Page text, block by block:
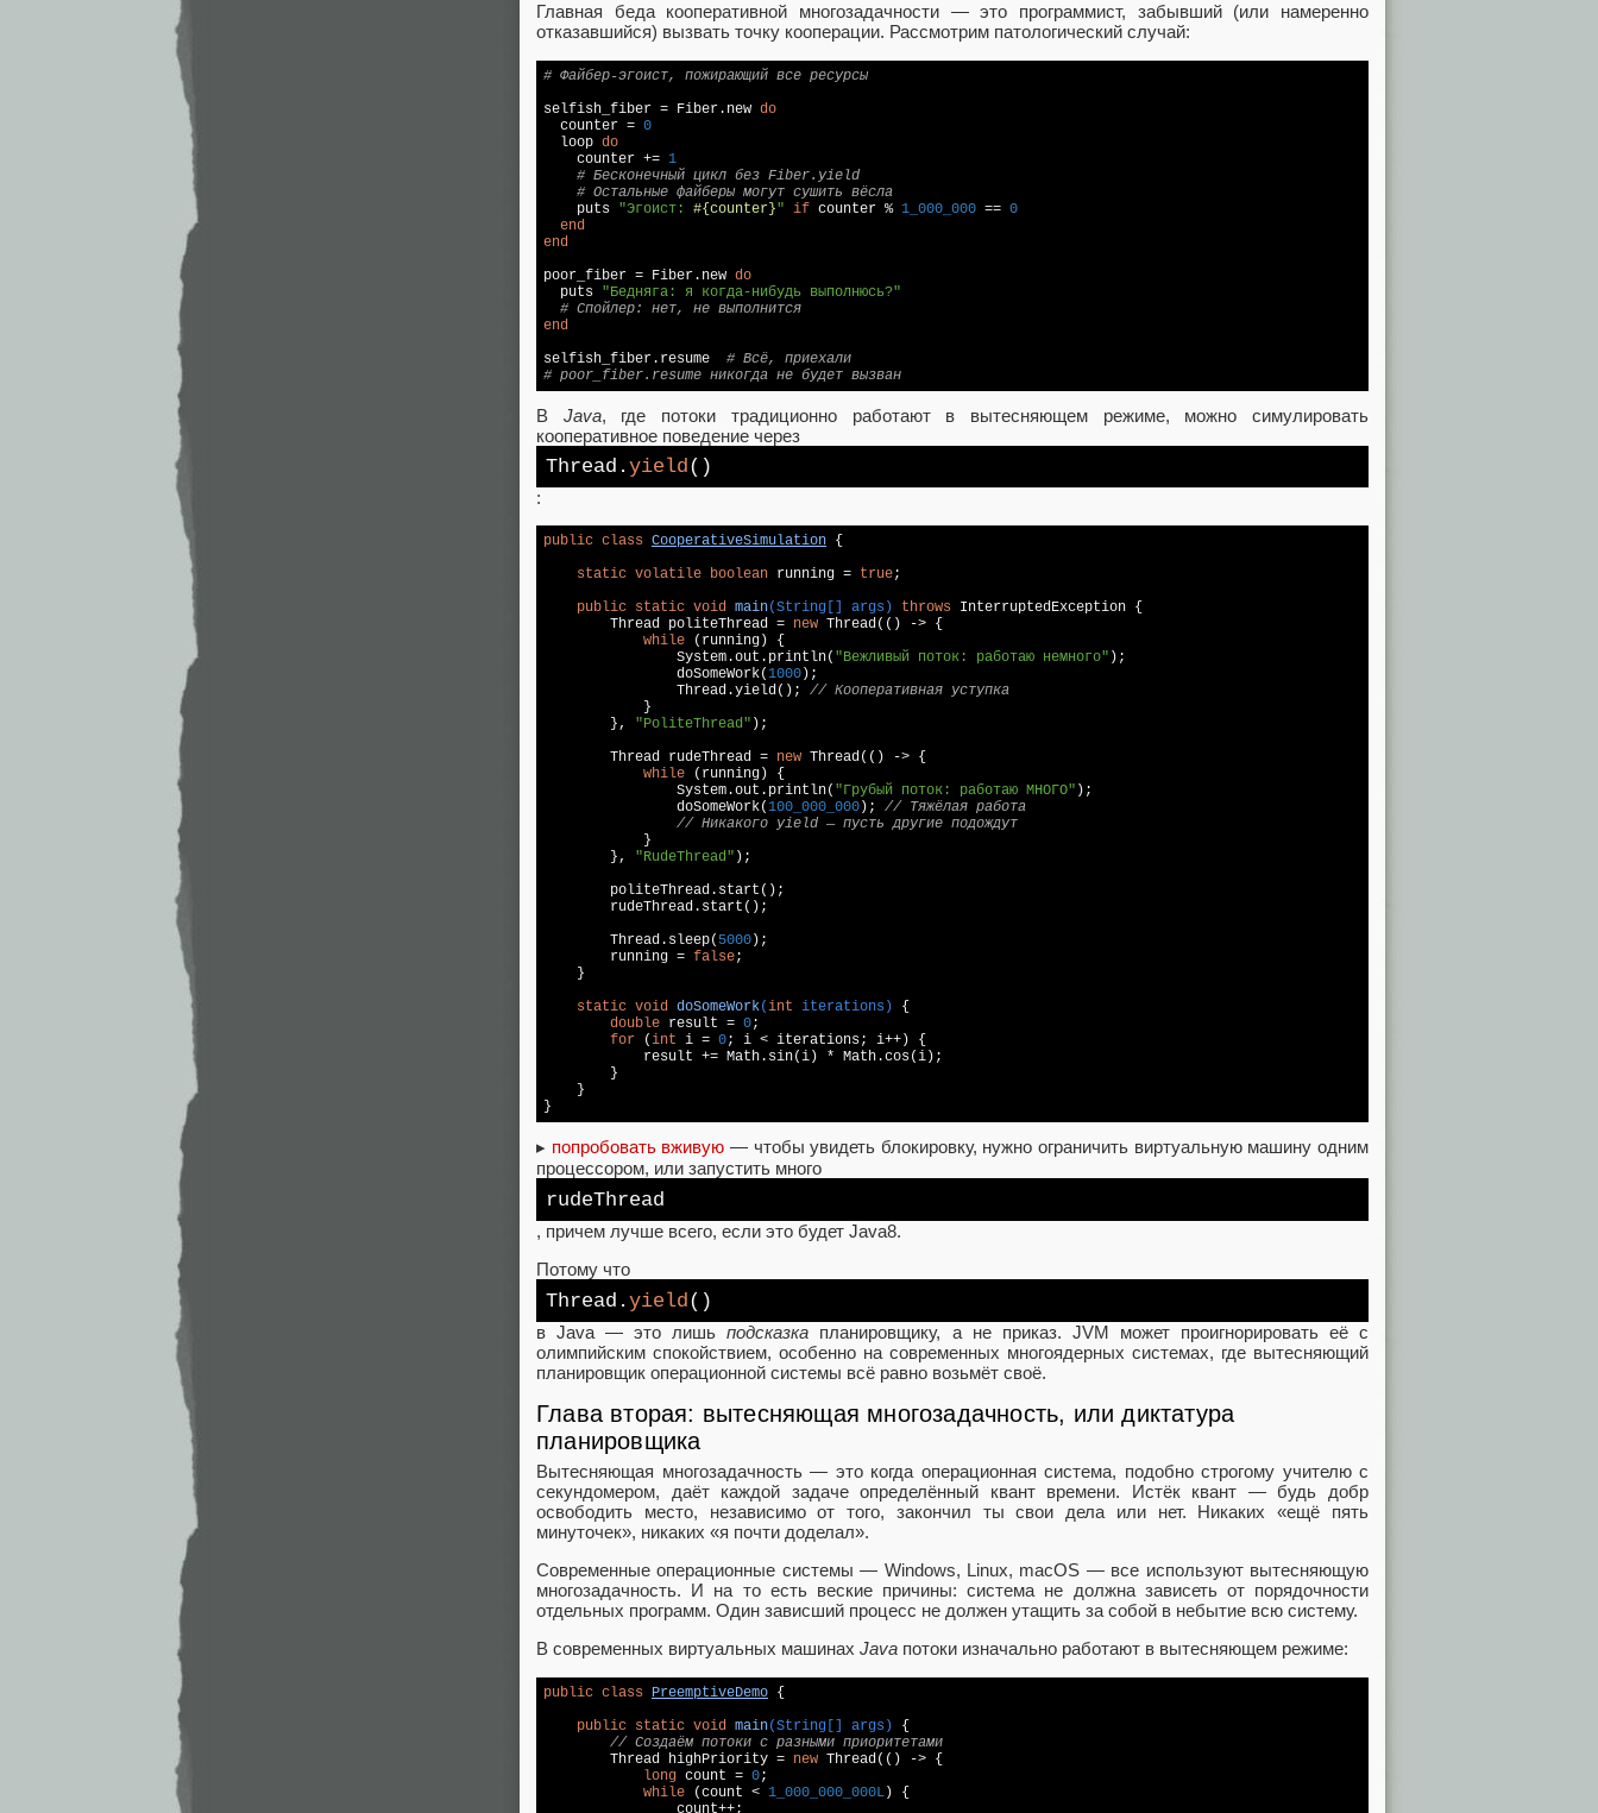
Главная беда кооперативной многозадачности — это программист, забывший (или намеренно
отказавшийся) вызвать точку кооперации. Рассмотрим патологический случай:
# Файбер-эгоист, пожирающий все ресурсы
selfish_fiber = Fiber.new do
  counter =
0
  loop
do
    counter +=
1
# Бесконечный цикл без Fiber.yield
# Остальные файберы могут сушить вёсла
    puts
"Эгоист: #{counter}" if counter % 1_000_000 == 0
end
end
poor_fiber = Fiber.new do
  puts
"Бедняга: я когда-нибудь выполнюсь?"
# Спойлер: нет, не выполнится
end
selfish_fiber.resume # Всё, приехали
# poor_fiber.resume никогда не будет вызван
В Java, где потоки традиционно работают в вытесняющем режиме, можно симулировать
кооперативное поведение через
Thread.yield()
:
public class CooperativeSimulation {
static volatile boolean running = true;
public static void main(String[] args) throws InterruptedException {
        Thread politeThread =
new Thread(() -> {
while (running) {
                System.out.println(
"Вежливый поток: работаю немного" );
                doSomeWork(
1000 );
                Thread.yield();
// Кооперативная уступка
            }
        },
"PoliteThread" );
        Thread rudeThread =
new Thread(() -> {
while (running) {
                System.out.println(
"Грубый поток: работаю МНОГО" );
                doSomeWork(
100_000_000 ); // Тяжёлая работа
// Никакого yield — пусть другие подождут
            }
        },
"RudeThread" );
        politeThread.start();
        rudeThread.start();
        Thread.sleep(
5000 );
        running =
false;
    }
static void doSomeWork(int iterations)
{
double result = 0;
for (int i = 0; i < iterations; i++) {
            result += Math.sin(i) * Math.cos(i);
        }
    }
▸ попробовать вживую — чтобы увидеть блокировку, нужно ограничить виртуальную машину одним
процессором, или запустить много
rudeThread
, причем лучше всего, если это будет Java8.
Потому что
Thread.yield()
в Java — это лишьподсказка планировщику, а не приказ. JVM может проигнорировать её с
олимпийским спокойствием, особенно на современных многоядерных системах, где вытесняющий
планировщик операционной системы всё равно возьмёт своё.
Глава вторая: вытесняющая многозадачность, или диктатура
планировщика
Вытесняющая многозадачность — это когда операционная система, подобно строгому учителю с
секундомером, даёт каждой задаче определённый квант времени. Истёк квант — будь добр
освободить место, независимо от того, закончил ты свои дела или нет. Никаких «ещё пять
минуточек», никаких «я почти доделал».
Современные операционные системы — Windows, Linux, macOS — все используют вытесняющую
многозадачность. И на то есть веские причины: система не должна зависеть от порядочности
отдельных программ. Один зависший процесс не должен утащить за собой в небытие всю систему.
В современных виртуальных машинах Java потоки изначально работают в вытесняющем режиме:
public class PreemptiveDemo {
public static void main(String[] args)
{
// Создаём потоки с разными приоритетами
        Thread highPriority =
new Thread(() -> {
long count = 0;
while (count < 1_000_000_000L) {
                count++;